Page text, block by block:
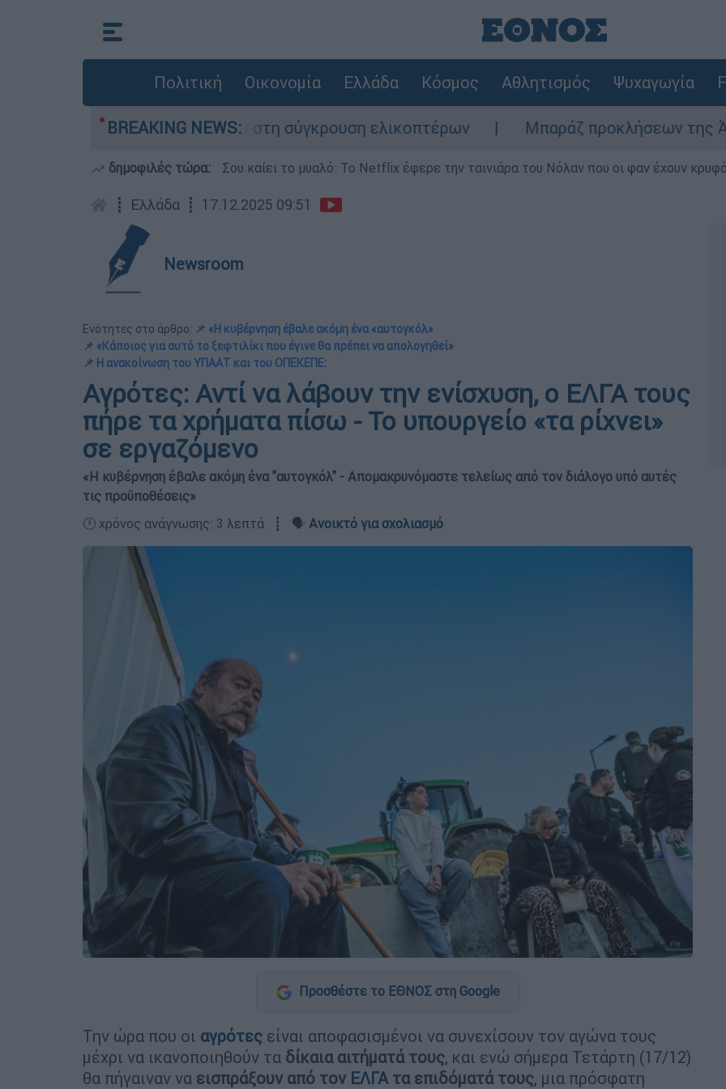
Πολιτική Οικονομία Ελλάδα Κόσμος Αθλητισμός Ψυχαγωγία
BREAKING NEWS:
τη ζωή του στη σύγκρουση ελικοπτέρων Μπαράζ προκλήσεων της Άγκυρας στο
δημοφιλές τώρα: Σου καίει το μυαλό: Το Netflix έφερε την ταινιάρα του Νόλαν που οι φαν έχουν
┋ Ελλάδα ┋ 17.12.2025 09:51
Newsroom
Ενότητες στο άρθρο: 📌 «Η κυβέρνηση έβαλε ακόμη ένα «αυτογκόλ»
📌 «Κάποιος για αυτό το ξεφτιλίκι που έγινε θα πρέπει να απολογηθεί»
📌 Η ανακοίνωση του ΥΠΑΑΤ και του ΟΠΕΚΕΠΕ:
Αγρότες: Αντί να λάβουν την ενίσχυση, ο ΕΛΓΑ τους
πήρε τα χρήματα πίσω - Το υπουργείο «τα ρίχνει»
σε εργαζόμενο
«Η κυβέρνηση έβαλε ακόμη ένα "αυτογκόλ" - Απομακρυνόμαστε τελείως από τον διάλογο υπό αυτές
τις προϋποθέσεις»
🕛 χρόνος ανάγνωσης: 3 λεπτά ┋ 🗣️ Ανοικτό για σχολιασμό
Προσθέστε το ΕΘΝΟΣ στη Google
Την ώρα που οι αγρότες είναι αποφασισμένοι να συνεχίσουν τον αγώνα τους
μέχρι να ικανοποιηθούν τα δίκαια αιτήματά τους, και ενώ σήμερα Τετάρτη (17/12)
θα πήγαιναν να εισπράξουν από τον ΕΛΓΑ τα επιδόματά τους, μια πρόσφατη